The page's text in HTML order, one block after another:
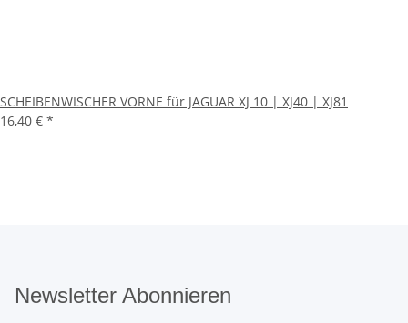
SCHEIBENWISCHER VORNE für JAGUAR XJ 10 | XJ40 | XJ81
16,40 € *
Newsletter Abonnieren